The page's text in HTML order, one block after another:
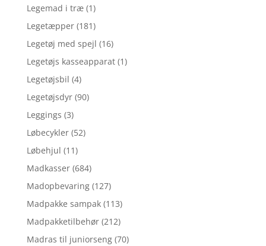
Legemad i træ (1)
Legetæpper (181)
Legetøj med spejl (16)
Legetøjs kasseapparat (1)
Legetøjsbil (4)
Legetøjsdyr (90)
Leggings (3)
Løbecykler (52)
Løbehjul (11)
Madkasser (684)
Madopbevaring (127)
Madpakke sampak (113)
Madpakketilbehør (212)
Madras til juniorseng (70)